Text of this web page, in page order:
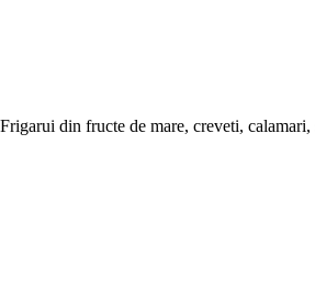
Frigarui din fructe de mare, creveti, calamari,